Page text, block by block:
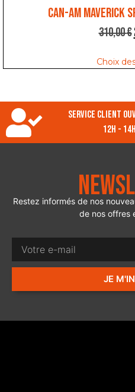
CAN-AM MAVERICK
310,00€
Choix
Service client
12h -
Restez informés de nos
de nos offres
JE